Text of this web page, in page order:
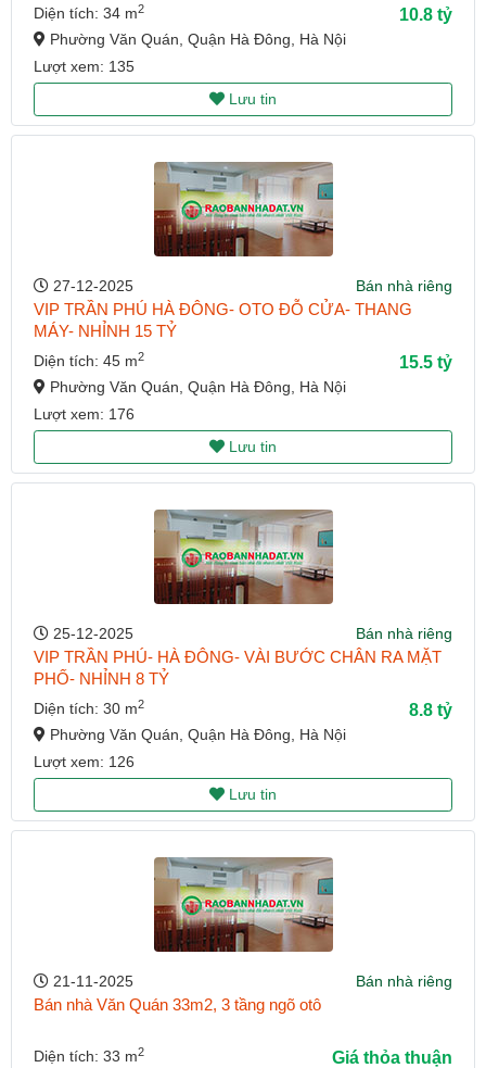
Diện tích: 34 m2 10.8 tỷ
Phường Văn Quán, Quận Hà Đông, Hà Nội
Lượt xem: 135
Lưu tin
27-12-2025 Bán nhà riêng
VIP TRẦN PHÚ HÀ ĐÔNG- OTO ĐỖ CỬA- THANG
MÁY- NHỈNH 15 TỶ
Diện tích: 45 m2 15.5 tỷ
Phường Văn Quán, Quận Hà Đông, Hà Nội
Lượt xem: 176
Lưu tin
25-12-2025 Bán nhà riêng
VIP TRẦN PHÚ- HÀ ĐÔNG- VÀI BƯỚC CHÂN RA MẶT
PHỐ- NHỈNH 8 TỶ
Diện tích: 30 m2 8.8 tỷ
Phường Văn Quán, Quận Hà Đông, Hà Nội
Lượt xem: 126
Lưu tin
21-11-2025 Bán nhà riêng
Bán nhà Văn Quán 33m2, 3 tầng ngõ otô
Diện tích: 33 m2 Giá thỏa thuận